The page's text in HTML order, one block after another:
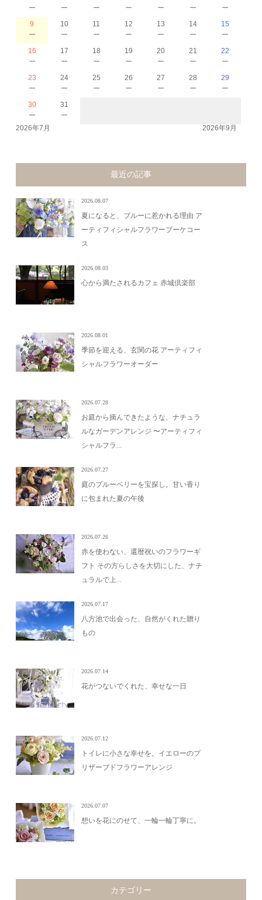
－ － － － － － －
9
－
10
－
11
－
12
－
13
－
14
－
15
－
16
－
17
－
18
－
19
－
20
－
21
－
22
－
23
－
24
－
25
－
26
－
27
－
28
－
29
－
30
－
31
－
2026年7月 2026年9月
最近の記事
2026.08.07
夏になると、ブルーに惹かれる理由 ア
ーティフィシャルフラワーブーケコー
ス
2026.08.03
心から満たされるカフェ 赤城倶楽部
2026.08.01
季節を迎える、玄関の花 アーティフィ
シャルフラワーオーダー
2026.07.28
お庭から摘んできたような、ナチュラ
ルなガーデンアレンジ 〜アーティフィ
シャルフラ...
2026.07.27
庭のブルーベリーを宝探し。甘い香り
に包まれた夏の午後
2026.07.26
赤を使わない、還暦祝いのフラワーギ
フト その方らしさを大切にした、ナチ
ュラルで上...
2026.07.17
八方池で出会った、自然がくれた贈り
もの
2026.07.14
花がつないでくれた、幸せな一日
2026.07.12
トイレに小さな幸せを。イエローのプ
リザーブドフラワーアレンジ
2026.07.07
想いを花にのせて、一輪一輪丁寧に。
カテゴリー